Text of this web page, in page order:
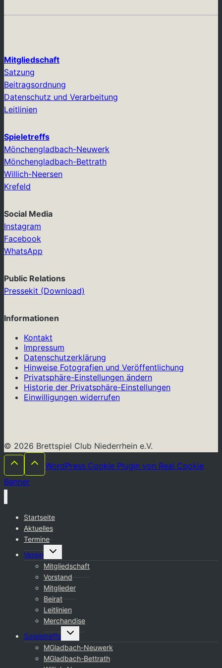
Mitgliedschaft
Satzung
Beitragsordnung
Datenschutz und Verarbeitung
Leitlinien
Spieletreffs
Mönchengladbach-Neuwerk
Mönchengladbach-Bettrath
Willich-Neersen
Krefeld
Social Media
Instagram
Facebook
WhatsApp
Public Relations
Pressekit (Download)
Informationen
Kontakt
Impressum
Datenschutzerklärung
Hinweise Fotografien und Veröffentlichung
Privatsphäre-Einstellungen ändern
Historie der Privatsphäre-Einstellungen
Einwilligungen widerrufen
© 2026 Brettspiel Club Niederrhein e.V.
WordPress Cookie Plugin von Real Cookie
Banner
Startseite
Aktuelles
Termine
Verein
Untermenü
Mitgliedschaft
Vorstand
Mitglieder
Beirat
Leitlinien
Merchandise
Spieletreffs
Untermenü
MGladbach-Neuwerk
MGladbach-Bettrath